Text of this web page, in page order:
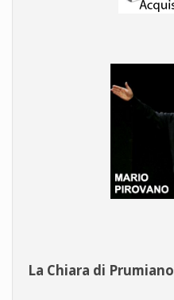
La Chiara di Prumiano